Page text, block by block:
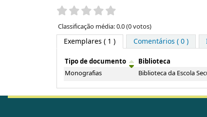
Pontuação
Classificação média: 0.0 (0 votos)
Exemplares ( 1 ) Comentários ( 0 )
Exemplares
Tipo de documento Biblioteca
Monografias
Biblioteca da Escola